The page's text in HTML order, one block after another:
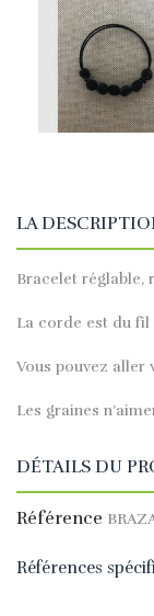
LA
Bracelet réglable,
La corde est du fil
Vous pouvez aller
Les graines
DÉTAILS DU
Référence
Références